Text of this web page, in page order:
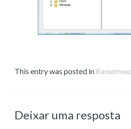
This entry was posted in
Deixar uma resposta